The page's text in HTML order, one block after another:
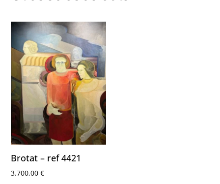
Brotat – ref 4421
3.700,00€